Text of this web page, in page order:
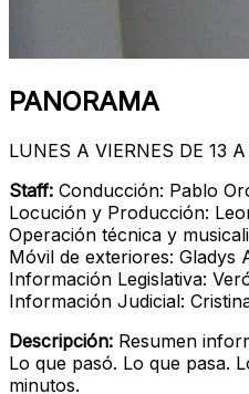
PANORAMA
LUNES A VIERNES DE 13
Staff: Conducción: Pablo
Locución y Producción:
Operación técnica y
Móvil de exteriores: Gladys
Información Legislativa:
Información Judicial:
Descripción: Resumen
Lo que pasó. Lo que pasa.
minutos.